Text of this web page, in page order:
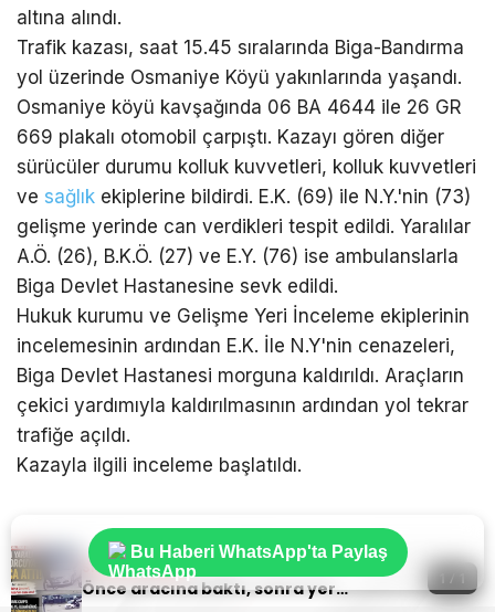
Sıradaki Haber
Çanakkale’de iki otomobil çarpıştı: 2 ölü, 3 yaralı
altına alındı.
Trafik kazası, saat 15.45 sıralarında Biga-Bandırma
yol üzerinde Osmaniye Köyü yakınlarında yaşandı.
Osmaniye köyü kavşağında 06 BA 4644 ile 26 GR
669 plakalı otomobil çarpıştı. Kazayı gören diğer
sürücüler durumu kolluk kuvvetleri, kolluk kuvvetleri
ve sağlık ekiplerine bildirdi. E.K. (69) ile N.Y.'nin (73)
gelişme yerinde can verdikleri tespit edildi. Yaralılar
A.Ö. (26), B.K.Ö. (27) ve E.Y. (76) ise ambulanslarla
Biga Devlet Hastanesine sevk edildi.
Hukuk kurumu ve Gelişme Yeri İnceleme ekiplerinin
incelemesinin ardından E.K. İle N.Y'nin cenazeleri,
Biga Devlet Hastanesi morguna kaldırıldı. Araçların
çekici yardımıyla kaldırılmasının ardından yol tekrar
trafiğe açıldı.
Kazayla ilgili inceleme başlatıldı.
Sıradaki Haber
Önce aracına baktı, sonra yerde acı çeken motorcuya tepki gösterdi… 1 / 1
Bu Haberi WhatsApp'ta Paylaş